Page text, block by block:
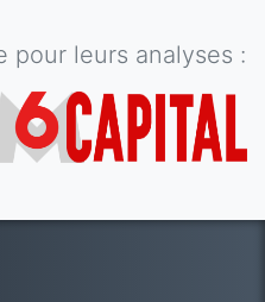
pour leurs analyses :